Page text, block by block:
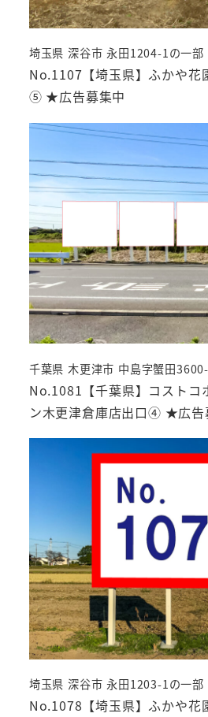
No.1107【埼玉県】ふかや花
⑤ ★広告募集中
埼玉県 深谷市 永田1204-1の一部
No.1081【千葉県】コストコ
ン木更津倉庫店出口④ ★広告
千葉県 木更津市 中島字蟹田
No.1078【埼玉県】ふかや花
埼玉県 深谷市 永田1203-1の一部